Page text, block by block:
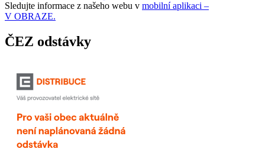
Sledujte informace z našeho webu v mobilní aplikaci –
V OBRAZE.
ČEZ odstávky